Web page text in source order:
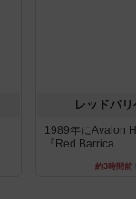
レッドバ
1989年にAvalon
『Red Barrica...
約3時間前